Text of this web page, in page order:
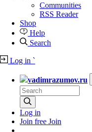
Communities
RSS Reader
Shop
Help
Search
Log in `
vadimrazumov.ru
Log in
Join free Join